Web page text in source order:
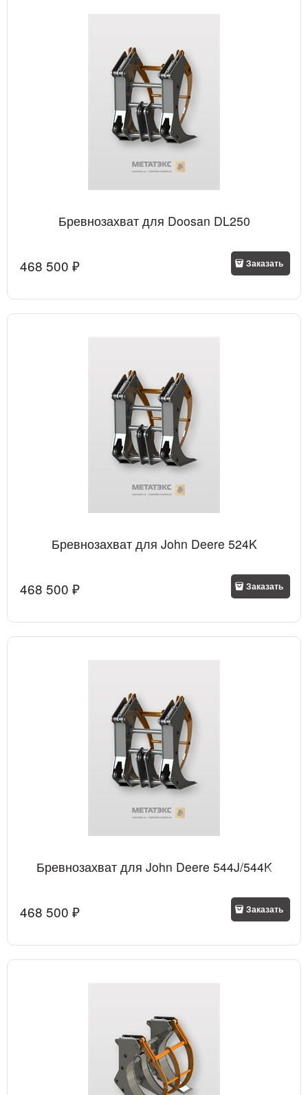
Бревнозахват для Doosan DL250
468 500 ₽ Заказать
Бревнозахват для John Deere 524K
468 500 ₽ Заказать
Бревнозахват для John Deere 544J/544K
468 500 ₽ Заказать